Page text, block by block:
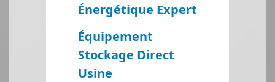
Énergétique Expert
Équipement
Stockage Direct
Usine